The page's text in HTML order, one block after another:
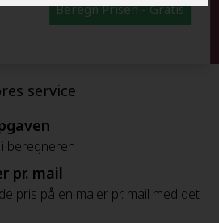
service
beregneren
pr. mail
pris på en maler pr. mail med det
Beregn Prisen - Gratis